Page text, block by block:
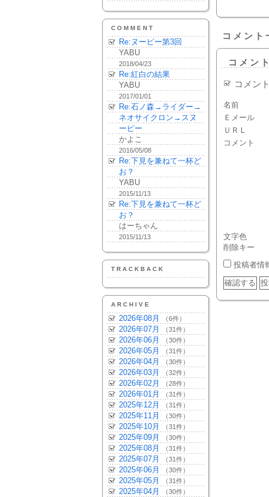
COMMENT
Re:ヌーピー第3回
YABU
2018/04/23
Re:紅白の結果
YABU
2017/01/01
Re:石ノ森→ライダー→
ネオサイクロン→スヌ
ーピー
かよこ
2016/05/08
Re:下見を兼ねて一杯ど
お？
YABU
2015/11/13
Re:下見を兼ねて一杯ど
お？
はーちゃん
2015/11/13
TRACKBACK
ARCHIVE
2026年08月 （6件）
2026年07月 （31件）
2026年06月 （30件）
2026年05月 （31件）
2026年04月 （30件）
2026年03月 （32件）
2026年02月 （28件）
2026年01月 （31件）
2025年12月 （31件）
2025年11月 （30件）
2025年10月 （31件）
2025年09月 （30件）
2025年08月 （31件）
2025年07月 （31件）
2025年06月 （30件）
2025年05月 （31件）
2025年04月 （30件）
コメント
コメン
コメン
名前
Ｅメール
ＵＲＬ
コメント
文字色
削除キー
投稿者情